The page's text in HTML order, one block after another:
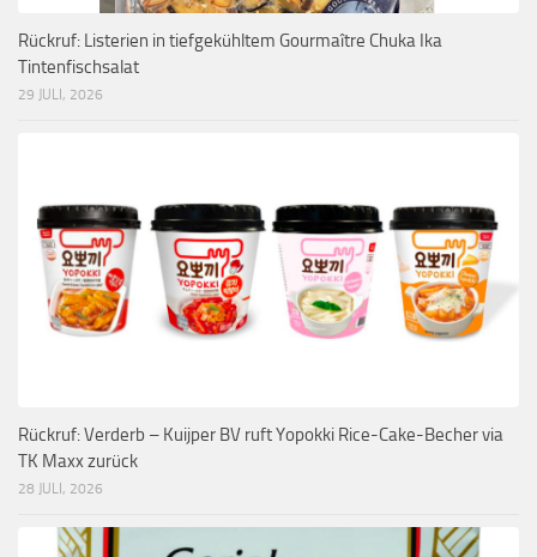
Rückruf: Listerien in tiefgekühltem Gourmaître Chuka Ika
Tintenfischsalat
29 JULI, 2026
Rückruf: Verderb – Kuijper BV ruft Yopokki Rice-Cake-Becher via
TK Maxx zurück
28 JULI, 2026